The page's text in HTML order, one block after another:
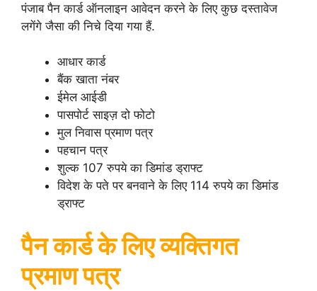
पंजाब पैन कार्ड ऑनलाइन आवेदन करने के लिए कुछ दस्तावेज
लगेंगे जैसा की निचे दिया गया हैं.
आधार कार्ड
बैंक खाता नंबर
ईमेल आईडी
पासपोर्ट साइज़ दो फोटो
मुल निवास प्रमाण पत्र
पहचान पत्र
शुल्क 107 रुपये का डिमांड ड्राफ्ट
विदेश के पते पर बनवाने के लिए 114 रुपये का डिमांड
ड्राफ्ट
पैन कार्ड के लिए व्यक्तिगत
प्रमाण पत्र